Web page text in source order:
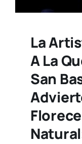
La
A La
San